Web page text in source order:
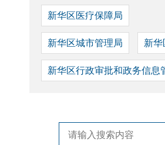
新华区医疗保障局
新华区城市管理局 新华
新华区行政审批和政务信息